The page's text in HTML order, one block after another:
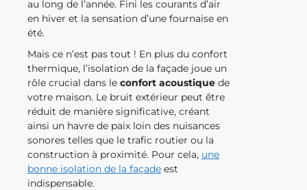
au long de l’année. Fini les courants d’air
en hiver et la sensation d’une fournaise en
été.
Mais ce n’est pas tout ! En plus du confort
thermique, l’isolation de la façade joue un
rôle crucial dans le confort acoustique de
votre maison. Le bruit extérieur peut être
réduit de manière significative, créant
ainsi un havre de paix loin des nuisances
sonores telles que le trafic routier ou la
construction à proximité. Pour cela, une
bonne isolation de la façade est
indispensable.